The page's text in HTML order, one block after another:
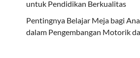
untuk Pendidikan Berkualitas
Pentingnya Belajar Meja bagi
dalam Pengembangan Motorik